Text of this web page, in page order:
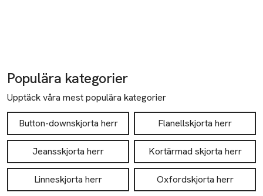
Populära kategorier
Upptäck våra mest populära kategorier
Button-downskjorta herr Flanellskjorta herr
Jeansskjorta herr Kortärmad skjorta herr
Linneskjorta herr Oxfordskjorta herr